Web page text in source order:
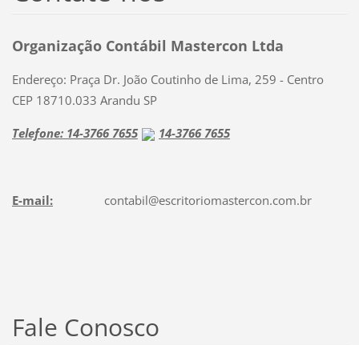
Organização Contábil Mastercon Ltda
Endereço: Praça Dr. João Coutinho de Lima, 259 - Centro
CEP 18710.033 Arandu SP
Telefone: 14-3766 7655 14-3766 7655
E-mail: contabil@escritoriomastercon.com.br
Fale Conosco